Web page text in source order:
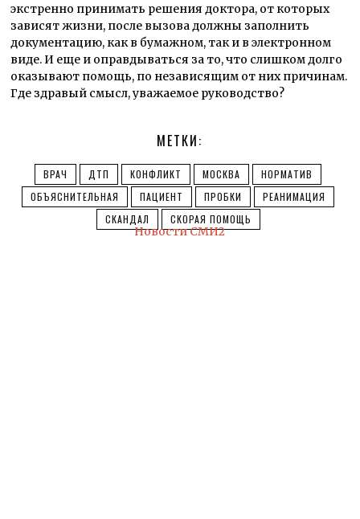
экстренно принимать решения доктора, от которых
зависят жизни, после вызова должны заполнить
документацию, как в бумажном, так и в электронном
виде. И еще и оправдываться за то, что слишком долго
оказывают помощь, по независящим от них причинам.
Где здравый смысл, уважаемое руководство?
МЕТКИ:
ВРАЧ ДТП КОНФЛИКТ МОСКВА
НОРМАТИВ
ОБЪЯСНИТЕЛЬНАЯ
ПАЦИЕНТ ПРОБКИ
РЕАНИМАЦИЯ
СКАНДАЛ
СКОРАЯ ПОМОЩЬ
Новости СМИ2